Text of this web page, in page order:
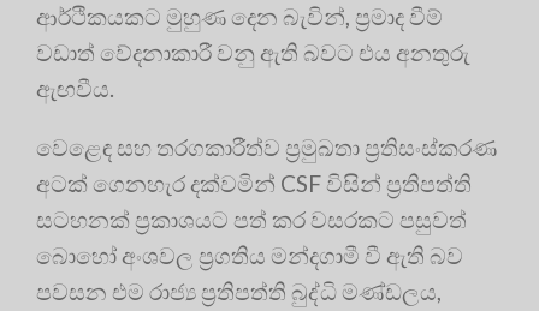
ආර්ථිකයකට මුහුණ දෙන බැවින්, ප්‍රමාද වීම්
වඩාත් වේදනාකාරී වනු ඇති බවට එය අනතුරු
ඇඟවීය.
වෙළෙඳ සහ තරගකාරීත්ව ප්‍රමුඛතා ප්‍රතිසංස්කරණ
අටක් ගෙනහැර දක්වමින් CSF විසින් ප්‍රතිපත්ති
සටහනක් ප්‍රකාශයට පත් කර වසරකට පසුවත්
බොහෝ අංශවල ප්‍රගතිය මන්දගාමී වී ඇති බව
පවසන එම රාජ්‍ය ප්‍රතිපත්ති බුද්ධි මණ්ඩලය,